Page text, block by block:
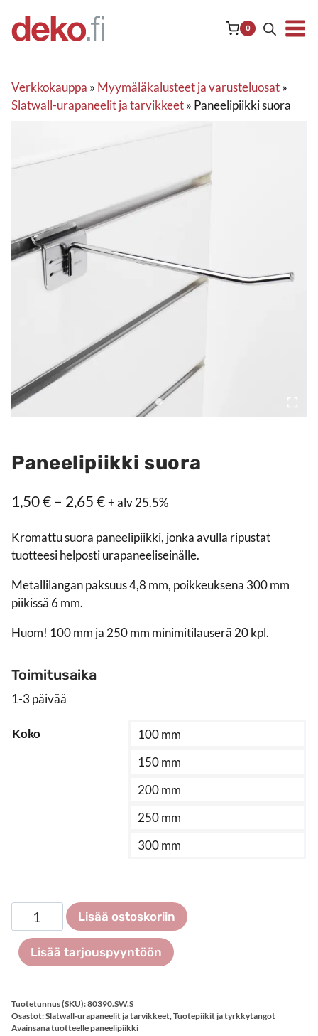
sisältöön
0
Verkkokauppa » Myymäläkalusteet ja varusteluosat»
Slatwall-urapaneelit ja tarvikkeet» Paneelipiikki suora
Paneelipiikki suora
1,50€– 2,65€Hintaluokka:
–
2,65 €
+ alv 25.5%
Kromattu suora paneelipiikki, jonka avulla ripustat
tuotteesi helposti urapaneeliseinälle.
Metallilangan paksuus 4,8 mm, poikkeuksena 300 mm
piikissä 6 mm.
Huom! 100 mm ja 250 mm minimitilauserä 20 kpl.
Toimitusaika
1-3 päivää
Koko
100 mm
150 mm
200 mm
250 mm
300 mm
Paneelipiikki
suora
määrä
Lisää ostoskoriin
Lisää tarjouspyyntöön
Tuotetunnus (SKU):80390.SW.S
Osastot:Slatwall-urapaneelit ja tarvikkeet Tuotepiikit ja tyrkkytangot
Avainsana tuotteellepaneelipiikki